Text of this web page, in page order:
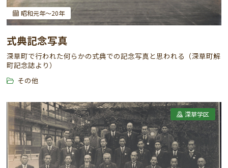
昭和元年～20年
式典記念写真
深草町で行われた何らかの式典での記念写真と思われる（深草町解
町記念誌より）
その他
深草学区